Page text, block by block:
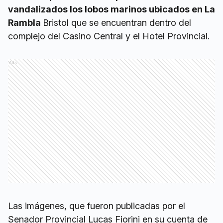
vandalizados los lobos marinos ubicados en La
Rambla Bristol que se encuentran dentro del
complejo del Casino Central y el Hotel Provincial.
Ads
Las imágenes, que fueron publicadas por el
Senador Provincial Lucas Fiorini en su cuenta de